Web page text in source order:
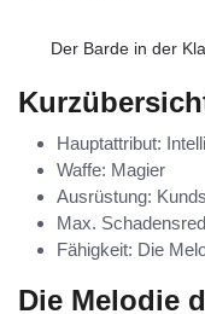
Der Barde in der
Hauptattribut:
Waffe: Magier
Ausrüstung:
Max.
Fähigkeit: Die
Die Melodie